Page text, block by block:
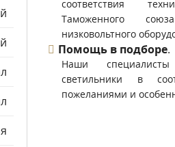
соответствия
Таможенного
низковольтного
Помощь в подборе.
Наши
светильники в
пожеланиями и